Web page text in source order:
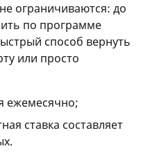
ограничиваются: до
по программе
способ вернуть
или просто
ежемесячно;
ставка составляет